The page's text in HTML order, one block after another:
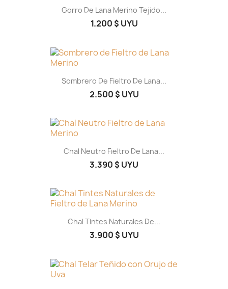
Gorro De Lana Merino Tejido...
1.200 $ UYU
Sombrero De Fieltro De Lana...
2.500 $ UYU
Chal Neutro Fieltro De Lana...
3.390 $ UYU
Chal Tintes Naturales De...
3.900 $ UYU